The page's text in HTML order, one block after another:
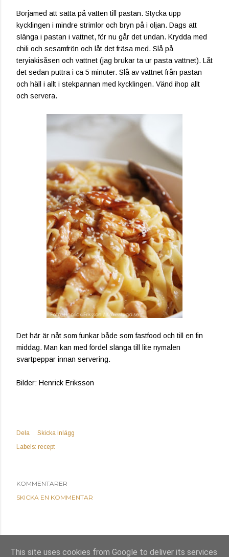
Börjamed att sätta på vatten till pastan. Stycka upp
kycklingen i mindre strimlor och bryn på i oljan. Dags att
slänga i pastan i vattnet, för nu går det undan. Krydda med
chili och sesamfrön och låt det fräsa med. Slå på
teryiakisåsen och vattnet (jag brukar ta ur pasta vattnet). Låt
det sedan puttra i ca 5 minuter. Slå av vattnet från pastan
och häll i allt i stekpannan med kycklingen. Vänd ihop allt
och servera.
Det här är nåt som funkar både som fastfood och till en fin
middag. Man kan med fördel slänga till lite nymalen
svartpeppar innan servering.
Bilder: Henrick Eriksson
Dela
Skicka inlägg
Labels: recept
KOMMENTARER
SKICKA EN KOMMENTAR
This site uses cookies from Google to deliver its services